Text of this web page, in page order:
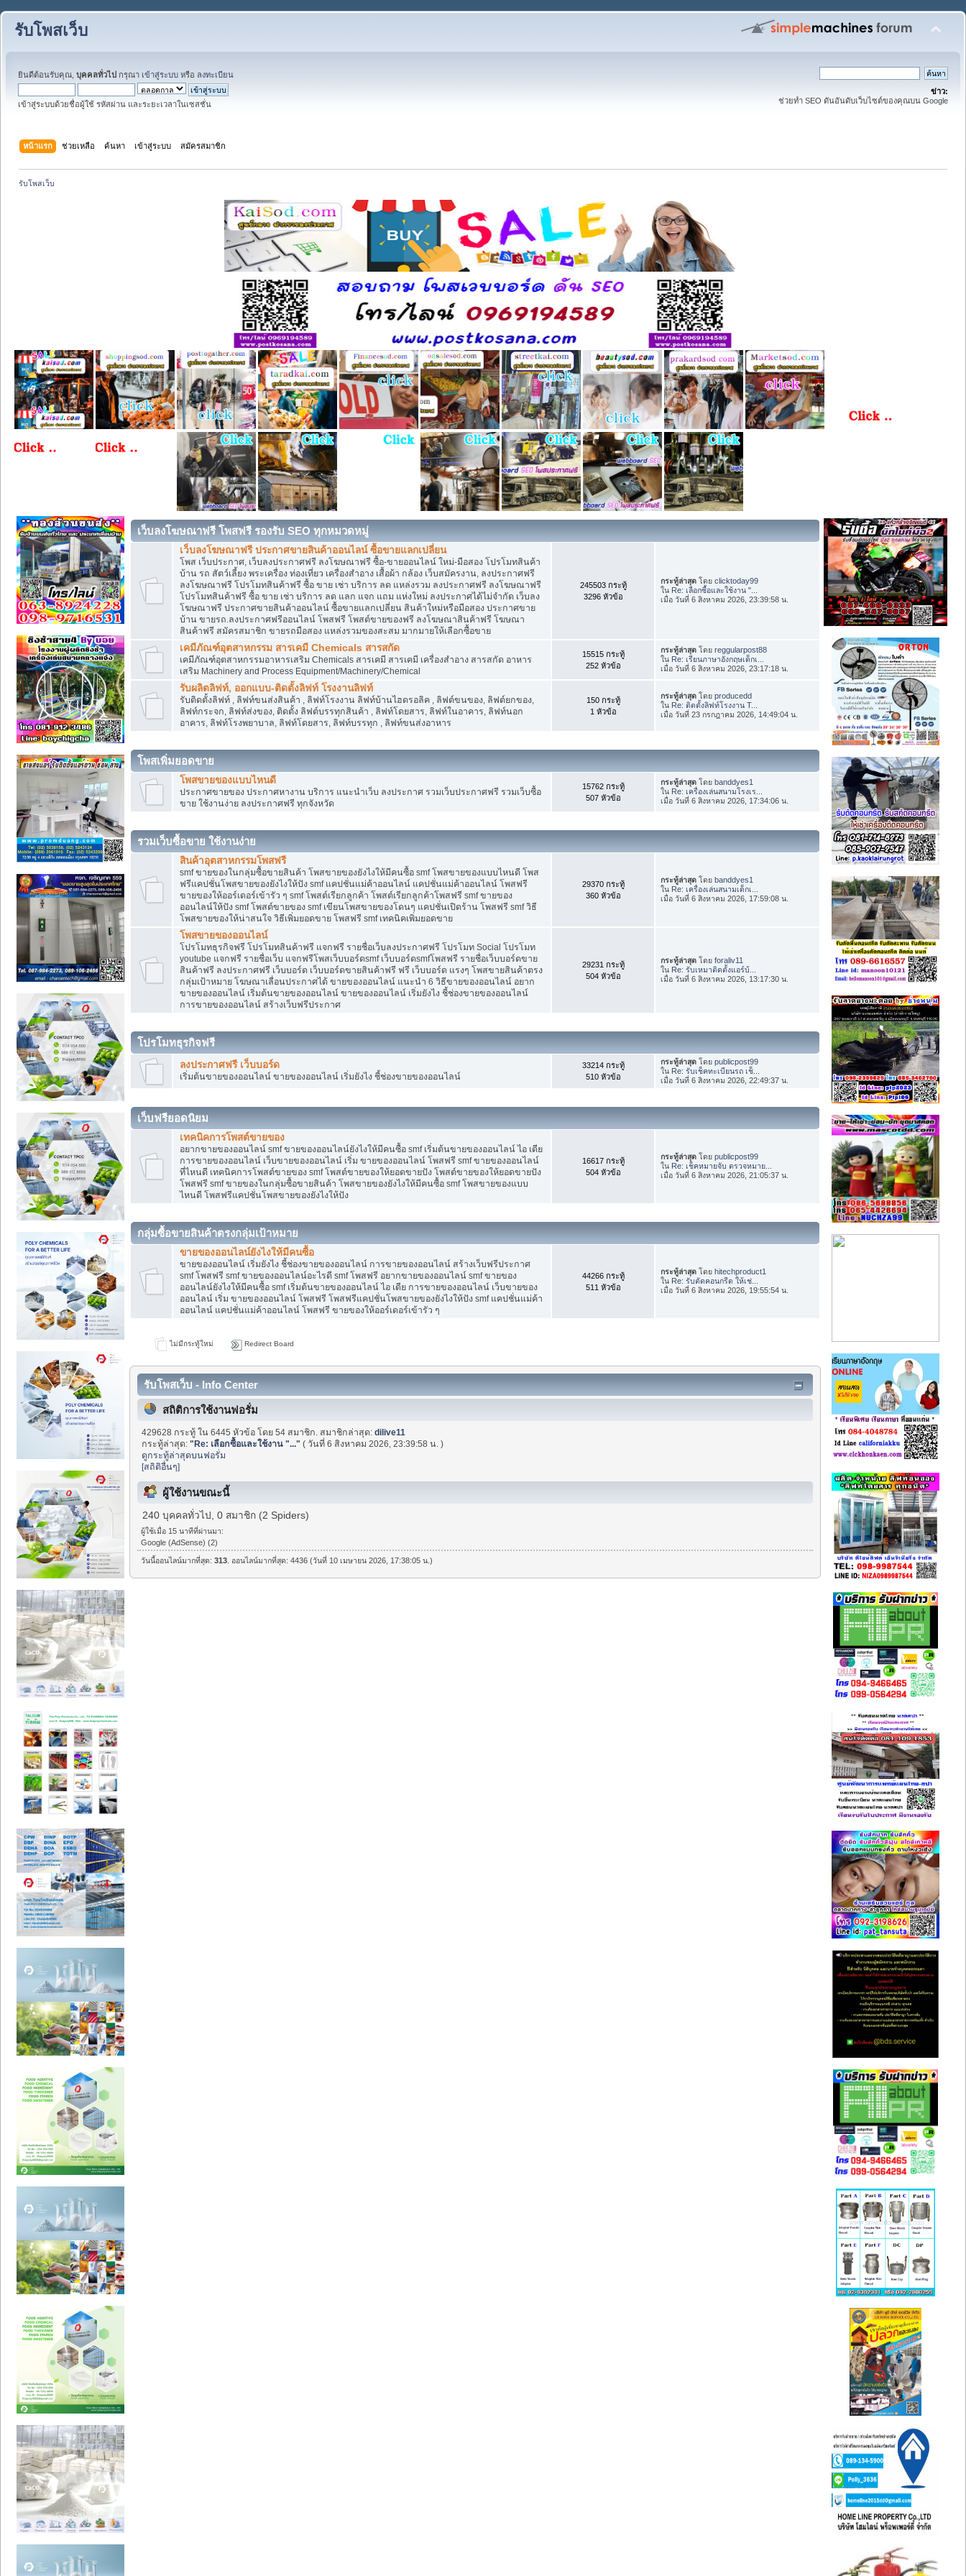
รับโพสเว็บ
ยินดีต้อนรับคุณ, บุคคลทั่วไป กรุณา เข้าสู่ระบบ หรือ ลงทะเบียน
เข้าสู่ระบบด้วยชื่อผู้ใช้ รหัสผ่าน และระยะเวลาในเซสชั่น
ข่าว:
ช่วยทำ SEO ดันอันดับเว็บไซต์ของคุณบน Google
หน้าแรก ช่วยเหลือ ค้นหา เข้าสู่ระบบ สมัครสมาชิก
รับโพสเว็บ
เว็บลงโฆษณาฟรี โพสฟรี รองรับ SEO ทุกหมวดหมู่
เว็บลงโฆษณาฟรี ประกาศขายสินค้าออนไลน์ ซื้อขายแลกเปลี่ยน
โพส เว็บประกาศ, เว็บลงประกาศฟรี ลงโฆษณาฟรี ซื้อ-ขายออนไลน์ ใหม่-มือสอง โปรโมทสินค้า
บ้าน รถ สัตว์เลี้ยง พระเครื่อง ท่องเที่ยว เครื่องสำอาง เสื้อผ้า กล้อง เว็บสมัครงาน, ลงประกาศฟรี
ลงโฆษณาฟรี โปรโมทสินค้าฟรี ซื้อ ขาย เช่า บริการ ลด แหล่งรวม ลงประกาศฟรี ลงโฆษณาฟรี
โปรโมทสินค้าฟรี ซื้อ ขาย เช่า บริการ ลด แลก แจก แถม แห่งใหม่ ลงประกาศได้ไม่จำกัด เว็บลง
โฆษณาฟรี ประกาศขายสินค้าออนไลน์ ซื้อขายแลกเปลี่ยน สินค้าใหม่หรือมือสอง ประกาศขาย
บ้าน ขายรถ.ลงประกาศฟรีออนไลน์ โพสฟรี โพสต์ขายของฟรี ลงโฆษณาสินค้าฟรี โฆษณา
สินค้าฟรี สมัครสมาชิก ขายรถมือสอง แหล่งรวมของสะสม มากมายให้เลือกซื้อขาย
245503 กระทู้
3296 หัวข้อ
กระทู้ล่าสุด โดยclicktoday99
ใน Re: เลือกซื้อและใช้งาน "...
เมื่อ วันที่ 6 สิงหาคม 2026, 23:39:58 น.
เคมีภัณฑ์อุตสาหกรรม สารเคมี Chemicals สารสกัด
เคมีภัณฑ์อุตสาหกรรมอาหารเสริม Chemicals สารเคมี สารเคมี เครื่องสำอาง สารสกัด อาหาร
เสริม Machinery and Process Equipment/Machinery/Chemical
15515 กระทู้
252 หัวข้อ
กระทู้ล่าสุด โดยreggularpost88
ใน Re: เรียนภาษาอังกฤษเด็กเ...
เมื่อ วันที่ 6 สิงหาคม 2026, 23:17:18 น.
รับผลิตลิฟท์, ออกแบบ-ติดตั้งลิฟท์ โรงงานลิฟท์
รับติดตั้งลิฟท์ , ลิฟท์ขนส่งสินค้า , ลิฟท์โรงงาน ลิฟท์บ้านไฮดรอลิค , ลิฟต์ขนของ, ลิฟต์ยกของ,
ลิฟท์กระจก, ลิฟท์ส่งของ, ติดตั้ง ลิฟต์บรรทุกสินค้า , ลิฟท์โดยสาร, ลิฟท์ในอาคาร, ลิฟท์นอก
อาคาร, ลิฟท์โรงพยาบาล, ลิฟท์โดยสาร, ลิฟท์บรรทุก , ลิฟท์ขนส่งอาหาร
150 กระทู้
1 หัวข้อ
กระทู้ล่าสุด โดยproducedd
ใน Re: ติดตั้งลิฟท์โรงงาน T...
เมื่อ วันที่ 23 กรกฎาคม 2026, 14:49:04 น.
โพสเพิ่มยอดขาย
โพสขายของแบบไหนดี
ประกาศขายของ ประกาศหางาน บริการ แนะนำเว็บ ลงประกาศ รวมเว็บประกาศฟรี รวมเว็บซื้อ
ขาย ใช้งานง่าย ลงประกาศฟรี ทุกจังหวัด
15762 กระทู้
507 หัวข้อ
กระทู้ล่าสุด โดยbanddyes1
ใน Re: เครื่องเล่นสนามโรงเร...
เมื่อ วันที่ 6 สิงหาคม 2026, 17:34:06 น.
รวมเว็บซื้อขาย ใช้งานง่าย
สินค้าอุตสาหกรรมโพสฟรี
smf ขายของในกลุ่มซื้อขายสินค้า โพสขายของยังไงให้มีคนซื้อ smf โพสขายของแบบไหนดี โพส
ฟรีแคปชั่นโพสขายของยังไงให้ปัง smf แคปชั่นแม่ค้าออนไลน์ แคปชั่นแม่ค้าออนไลน์ โพสฟรี
ขายของให้ออร์เดอร์เข้ารัว ๆ smf โพสต์เรียกลูกค้า โพสต์เรียกลูกค้าโพสฟรี smf ขายของ
ออนไลน์ให้ปัง smf โพสต์ขายของ smf เขียนโพสขายของโดนๆ แคปชั่นเปิดร้าน โพสฟรี smf วิธี
โพสขายของให้น่าสนใจ วิธีเพิ่มยอดขาย โพสฟรี smf เทคนิคเพิ่มยอดขาย
29370 กระทู้
360 หัวข้อ
กระทู้ล่าสุด โดยbanddyes1
ใน Re: เครื่องเล่นสนามเด็กเ...
เมื่อ วันที่ 6 สิงหาคม 2026, 17:59:08 น.
โพสขายของออนไลน์
โปรโมทธุรกิจฟรี โปรโมทสินค้าฟรี แจกฟรี รายชื่อเว็บลงประกาศฟรี โปรโมท Social โปรโมท
youtube แจกฟรี รายชื่อเว็บ แจกฟรีโพสเว็บบอร์ดsmf เว็บบอร์ดsmfโพสฟรี รายชื่อเว็บบอร์ดขาย
สินค้าฟรี ลงประกาศฟรี เว็บบอร์ด เว็บบอร์ดขายสินค้าฟรี ฟรี เว็บบอร์ด แรงๆ โพสขายสินค้าตรง
กลุ่มเป้าหมาย โฆษณาเลื่อนประกาศได้ ขายของออนไลน์ แนะนำ 6 วิธีขายของออนไลน์ อยาก
ขายของออนไลน์ เริ่มต้นขายของออนไลน์ ขายของออนไลน์ เริ่มยังไง ชี้ช่องขายของออนไลน์
การขายของออนไลน์ สร้างเว็บฟรีประกาศ
29231 กระทู้
504 หัวข้อ
กระทู้ล่าสุด โดยforaliv11
ใน Re: รับเหมาติดตั้งแอร์บ้...
เมื่อ วันที่ 6 สิงหาคม 2026, 13:17:30 น.
โปรโมทธุรกิจฟรี
ลงประกาศฟรี เว็บบอร์ด
เริ่มต้นขายของออนไลน์ ขายของออนไลน์ เริ่มยังไง ชี้ช่องขายของออนไลน์
33214 กระทู้
510 หัวข้อ
กระทู้ล่าสุด โดยpublicpost99
ใน Re: รับเช็คทะเบียนรถ เช็...
เมื่อ วันที่ 6 สิงหาคม 2026, 22:49:37 น.
เว็บฟรียอดนิยม
เทคนิคการโพสต์ขายของ
อยากขายของออนไลน์ smf ขายของออนไลน์ยังไงให้มีคนซื้อ smf เริ่มต้นขายของออนไลน์ ไอ เดีย
การขายของออนไลน์ เว็บขายของออนไลน์ เริ่ม ขายของออนไลน์ โพสฟรี smf ขายของออนไลน์
ที่ไหนดี เทคนิคการโพสต์ขายของ smf โพสต์ขายของให้ยอดขายปัง โพสต์ขายของให้ยอดขายปัง
โพสฟรี smf ขายของในกลุ่มซื้อขายสินค้า โพสขายของยังไงให้มีคนซื้อ smf โพสขายของแบบ
ไหนดี โพสฟรีแคปชั่นโพสขายของยังไงให้ปัง
16617 กระทู้
504 หัวข้อ
กระทู้ล่าสุด โดยpublicpost99
ใน Re: เช็คหมายจับ ตรวจหมาย...
เมื่อ วันที่ 6 สิงหาคม 2026, 21:05:37 น.
กลุ่มซื้อขายสินค้าตรงกลุ่มเป้าหมาย
ขายของออนไลน์ยังไงให้มีคนซื้อ
ขายของออนไลน์ เริ่มยังไง ชี้ช่องขายของออนไลน์ การขายของออนไลน์ สร้างเว็บฟรีประกาศ
smf โพสฟรี smf ขายของออนไลน์อะไรดี smf โพสฟรี อยากขายของออนไลน์ smf ขายของ
ออนไลน์ยังไงให้มีคนซื้อ smf เริ่มต้นขายของออนไลน์ ไอ เดีย การขายของออนไลน์ เว็บขายของ
ออนไลน์ เริ่ม ขายของออนไลน์ โพสฟรี โพสฟรีแคปชั่นโพสขายของยังไงให้ปัง smf แคปชั่นแม่ค้า
ออนไลน์ แคปชั่นแม่ค้าออนไลน์ โพสฟรี ขายของให้ออร์เดอร์เข้ารัว ๆ
44266 กระทู้
511 หัวข้อ
กระทู้ล่าสุด โดยhitechproduct1
ใน Re: รับตัดคอนกรีต ให้เช่...
เมื่อ วันที่ 6 สิงหาคม 2026, 19:55:54 น.
ไม่มีกระทู้ใหม่ Redirect Board
รับโพสเว็บ - Info Center
สถิติการใช้งานฟอรั่ม
429628 กระทู้ ใน 6445 หัวข้อ โดย 54 สมาชิก. สมาชิกล่าสุด:dilive11
กระทู้ล่าสุด:"Re: เลือกซื้อและใช้งาน "..." ( วันที่ 6 สิงหาคม 2026, 23:39:58 น. )
ดูกระทู้ล่าสุดบนฟอรั่ม
[สถิติอื่นๆ]
ผู้ใช้งานขณะนี้
240 บุคคลทั่วไป, 0 สมาชิก (2 Spiders)
ผู้ใช้เมื่อ 15 นาทีที่ผ่านมา:
Google (AdSense) (2)
วันนี้ออนไลน์มากที่สุด:313 . ออนไลน์มากที่สุด: 4436 (วันที่ 10 เมษายน 2026, 17:38:05 น.)